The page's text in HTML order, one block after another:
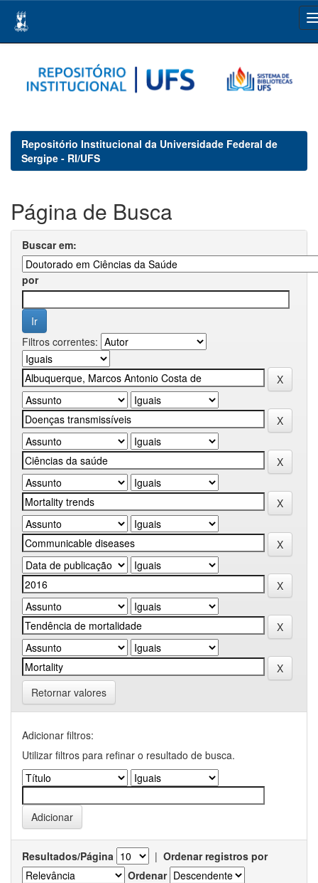
navigation
Repositório Institucional da Universidade Federal de
Sergipe - RI/UFS
Página de Busca
Buscar em:
por
Filtros correntes:
Retornar valores
Adicionar filtros:
Utilizar filtros para refinar o resultado de busca.
Resultados/Página | Ordenar registros por
Ordenar